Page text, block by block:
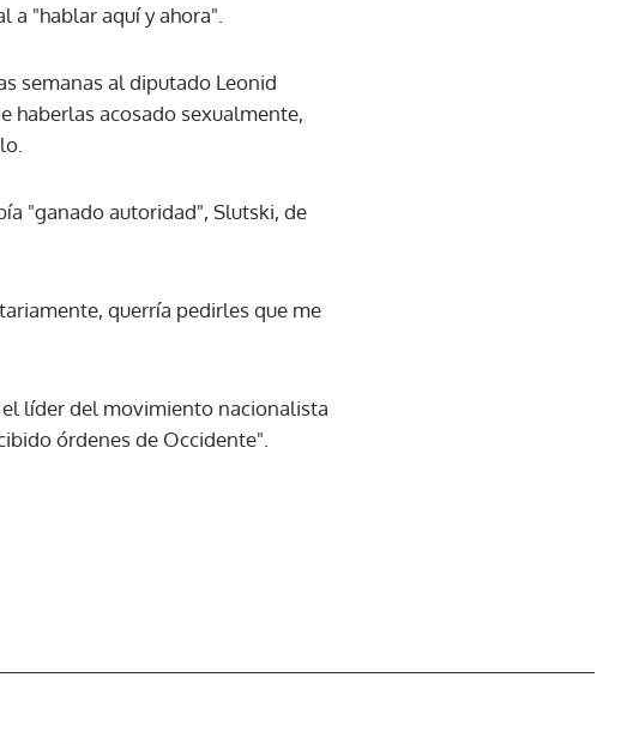
"hablar aquí y ahora".
semanas al diputado Leonid
haberlas acosado sexualmente,
"ganado autoridad", Slutski, de
querría pedirles que me
líder del movimiento nacionalista
órdenes de Occidente".